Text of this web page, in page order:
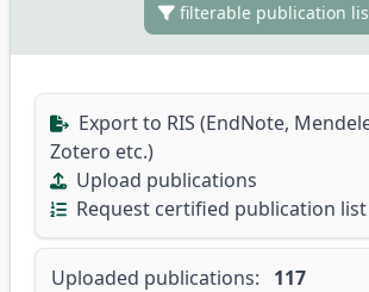
filterable publication
Export to RIS (EndNote,
Zotero etc.)
Upload publications
Request certified publication list
Uploaded publications:
117